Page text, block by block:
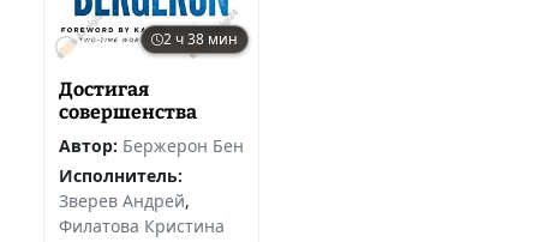
2 ч 38 мин
Достигая
совершенства
Автор: Бержерон Бен
Исполнитель:
Зверев Андрей,
Филатова Кристина